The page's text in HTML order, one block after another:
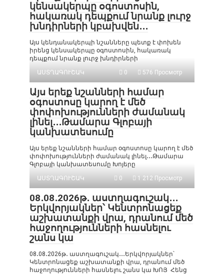
կենսակերպը օգոստոսին,
հակառակ դեպքում նրանք լուրջ
խնդիրների կբախվեն․․․
Այս կենդանակերպի նշանները պետք է փոխեն
իրենց կենսակերպը օգոստոսին, հակառակ
դեպքում նրանք լուրջ խնդիրների
ԱՍՏՂԱԳՈՒՇԱԿ
0 576 Просмотр
Այս երեք նշանների համար
օգոստոսը կարող է մեծ
փոփոխությունների ժամանակ
լինել․․․Թամարա Գլոբայի
կանխատեսումը
Այս երեք նշանների համար օգոստոսը կարող է մեծ
փոփոխությունների ժամանակ լինել․․․Թամարա
Գլոբայի կանխատեսումը Խոյերը
ԱՍՏՂԱԳՈՒՇԱԿ
0 1 212 Просмотр
08․08․2026թ․ աստղագուշակ․․․
Երկվորյակներ՝ Կենտրոնացեք
աշխատանքի վրա, դրանում մեծ
հաջողությունների հասնելու
շանս կա
08․08․2026թ․ աստղագուշակ․․․Երկվորյակներ՝
Կենտրոնացեք աշխատանքի վրա, դրանում մեծ
հաջողությունների հասնելու շանս կա ԽՈՅ Հենց